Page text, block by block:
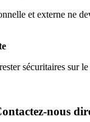
et externe ne
sécuritaires sur
nous